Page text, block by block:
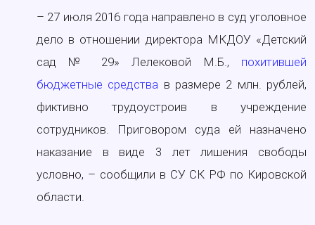
– 27 июля 2016 года направлено в суд уголовное
дело в отношении директора МКДОУ «Детский
сад № 29» Лелековой М.Б., похитившей
бюджетные средства в размере 2 млн. рублей,
фиктивно трудоустроив в учреждение
сотрудников. Приговором суда ей назначено
наказание в виде 3 лет лишения свободы
условно, – сообщили в СУ СК РФ по Кировской
области.